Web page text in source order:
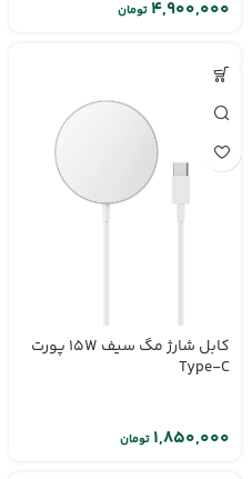
تومان
کابل شارژ مگ سیف 15W پورت
Type-C
تومان